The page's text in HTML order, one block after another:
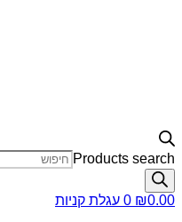
Products search
₪0.00
0 עגלת קניות